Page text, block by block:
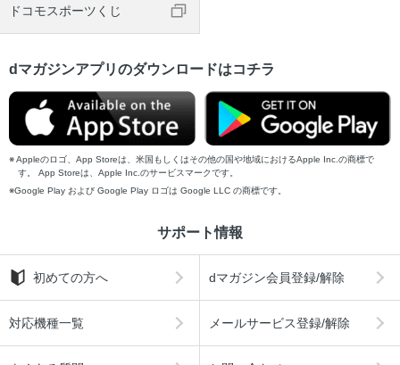
ドコモスポーツくじ
dマガジンアプリのダウンロードはコチラ
Appleのロゴ、App Storeは、米国もしくはその他の国や地域におけるApple Inc.の商標で
す。 App Storeは、Apple Inc.のサービスマークです。
Google Play および Google Play ロゴは Google LLC の商標です。
サポート情報
初めての方へ dマガジン会員登録/解除
対応機種一覧 メールサービス登録/解除